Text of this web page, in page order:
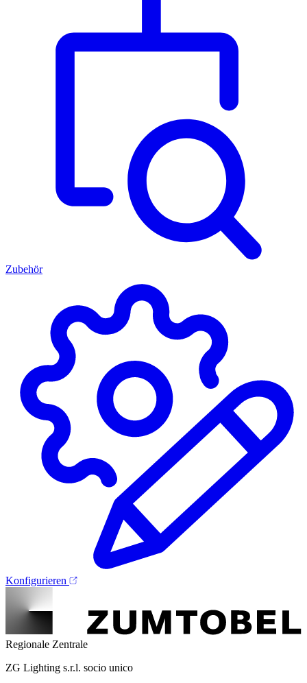
Zubehör
Konfigurieren
Regionale Zentrale
ZG Lighting s.r.l. socio unico